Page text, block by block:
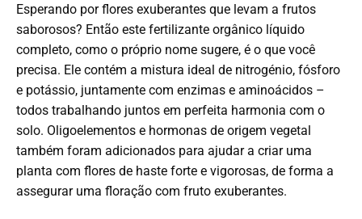
Esperando por flores exuberantes que levam a frutos
saborosos? Então este fertilizante orgânico líquido
completo, como o próprio nome sugere, é o que você
precisa. Ele contém a mistura ideal de nitrogénio, fósforo
e potássio, juntamente com enzimas e aminoácidos –
todos trabalhando juntos em perfeita harmonia com o
solo. Oligoelementos e hormonas de origem vegetal
também foram adicionados para ajudar a criar uma
planta com flores de haste forte e vigorosas, de forma a
assegurar uma floração com fruto exuberantes.